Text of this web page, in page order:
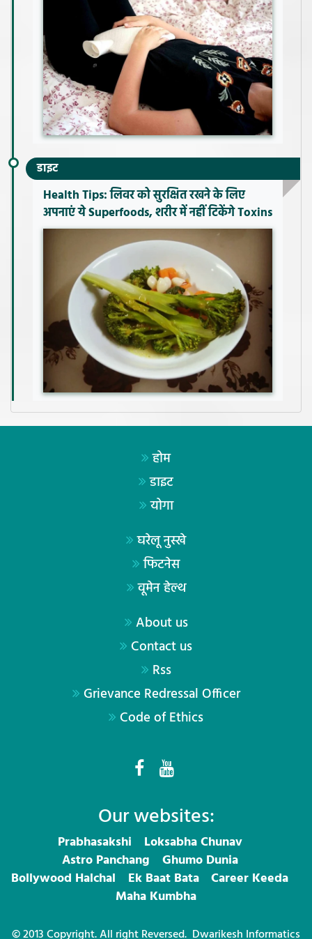
डाइट
Health Tips: लिवर को सुरक्षित रखने के लिए
अपनाएं ये Superfoods, शरीर में नहीं टिकेंगे Toxins
होम
डाइट
योगा
घरेलू नुस्खे
फिटनेस
वूमेन हेल्थ
About us
Contact us
Rss
Grievance Redressal Officer
Code of Ethics
Our websites:
Prabhasakshi
Loksabha Chunav
Astro Panchang
Ghumo Dunia
Bollywood Halchal
Ek Baat Bata
Career Keeda
Maha Kumbha
© 2013 Copyright. All right Reversed. Dwarikesh Informatics